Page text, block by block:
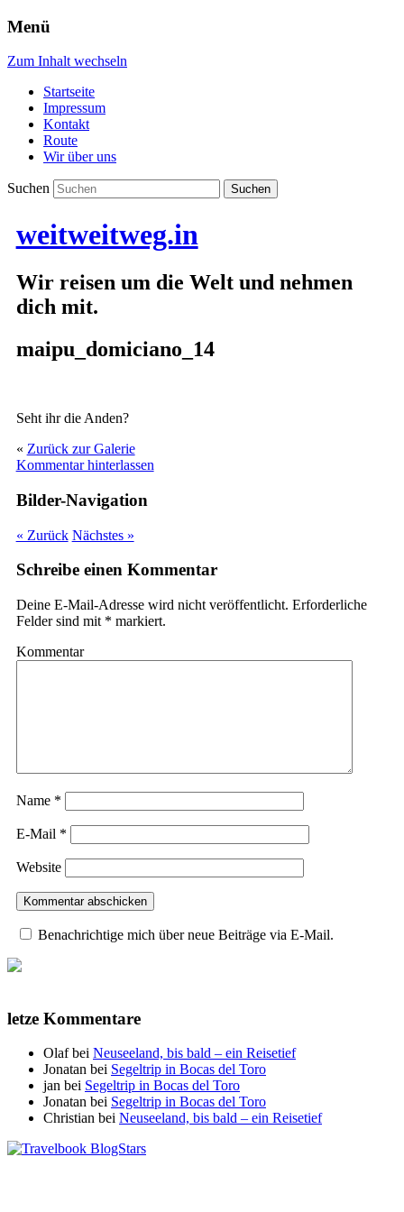
Menü
Zum Inhalt wechseln
Startseite
Impressum
Kontakt
Route
Wir über uns
Suchen
weitweitweg.in
Wir reisen um die Welt und nehmen
dich mit.
maipu_domiciano_14
Seht ihr die Anden?
« Zurück zur Galerie
Kommentar hinterlassen
Bilder-Navigation
« Zurück Nächstes »
Schreibe einen Kommentar
Deine E-Mail-Adresse wird nicht veröffentlicht. Erforderliche
Felder sind mit * markiert.
Kommentar
Name *
E-Mail *
Website
Benachrichtige mich über neue Beiträge via E-Mail.
letze Kommentare
Olafbei Neuseeland, bis bald – ein Reisetief
Jonatan bei Segeltrip in Bocas del Toro
jan bei Segeltrip in Bocas del Toro
Jonatan bei Segeltrip in Bocas del Toro
Christian bei Neuseeland, bis bald – ein Reisetief